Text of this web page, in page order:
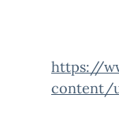
https://
content/